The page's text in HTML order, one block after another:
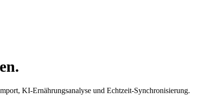
KI-Ernährungsanalyse und Echtzeit-Synchronisierung.